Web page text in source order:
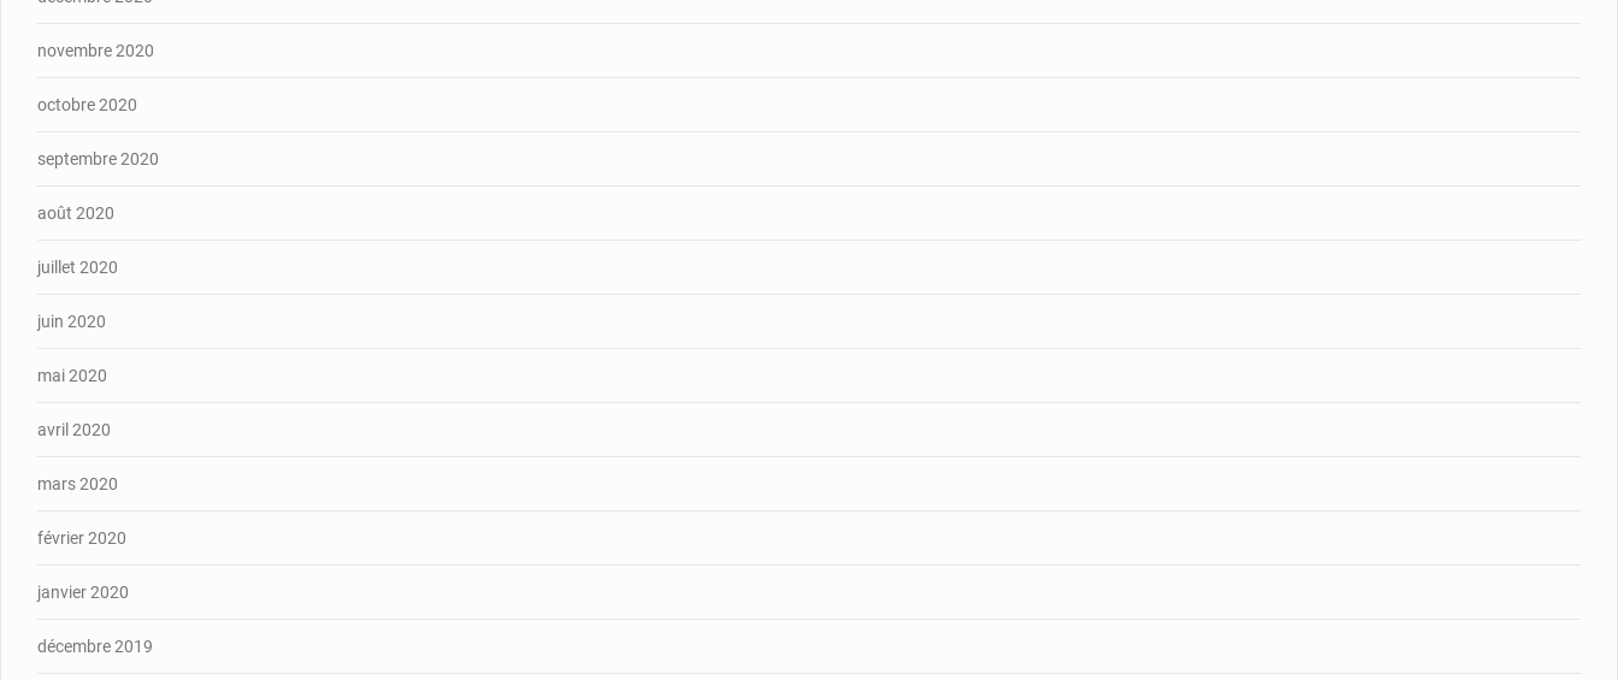
novembre 2020
octobre 2020
septembre 2020
août 2020
juillet 2020
juin 2020
mai 2020
avril 2020
mars 2020
février 2020
janvier 2020
décembre 2019